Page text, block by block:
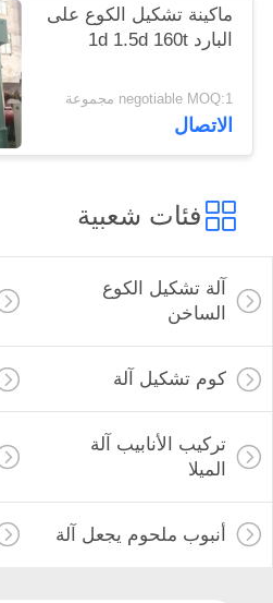
ماكينة تشكيل الكوع على
البارد 1d 1.5d 160t
negotiable MOQ:1 مجموعة
الاتصال
فئات شعبية
آلة تشكيل الكوع
الساخن
كوم تشكيل آلة
تركيب الأنابيب آلة
الميلا
أنبوب ملحوم يجعل آلة